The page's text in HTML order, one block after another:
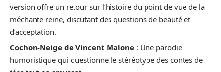
version offre un retour sur l’histoire du point de vue de la
méchante reine, discutant des questions de beauté et
d’acceptation.
Cochon-Neige de Vincent Malone : Une parodie
humoristique qui questionne le stéréotype des contes de